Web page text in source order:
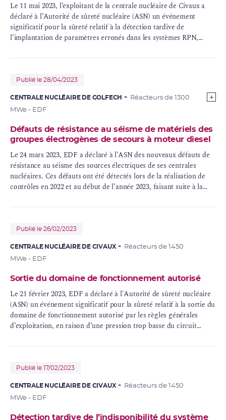
Le 11 mai 2023, l’exploitant de la centrale nucléaire de Civaux a
déclaré à l’Autorité de sûreté nucléaire (ASN) un événement
significatif pour la sûreté relatif à la détection tardive de
l’implantation de paramètres erronés dans les systèmes RPN,
corriger ces défauts.
Publié le 28/04/2023
CENTRALE NUCLÉAIRE DE GOLFECH
Réacteurs de 1300
MWe - EDF
Défauts de résistance au séisme de matériels des
groupes électrogènes de secours à moteur diesel
Le 24 mars 2023, EDF a déclaré à l’ASN des nouveaux défauts de
résistance au séisme des sources électriques de ses centrales
nucléaires. Ces défauts ont été détectés lors de la réalisation de
contrôles en 2022 et au début de l’année 2023, faisant suite à la
sont maintenant achevés sur l’ensemble des réacteurs nucléaires
Publié le 26/02/2023
CENTRALE NUCLÉAIRE DE CIVAUX
Réacteurs de 1450
MWe - EDF
Sortie du domaine de fonctionnement autorisé
Le 21 février 2023, EDF a déclaré à l'Autorité de sûreté nucléaire
(ASN) un événement significatif pour la sûreté relatif à la sortie du
domaine de fonctionnement autorisé par les règles générales
d’exploitation, en raison d’une pression trop basse du circuit
Publié le 17/02/2023
CENTRALE NUCLÉAIRE DE CIVAUX
Réacteurs de 1450
MWe - EDF
Détection tardive de l’indisponibilité du système